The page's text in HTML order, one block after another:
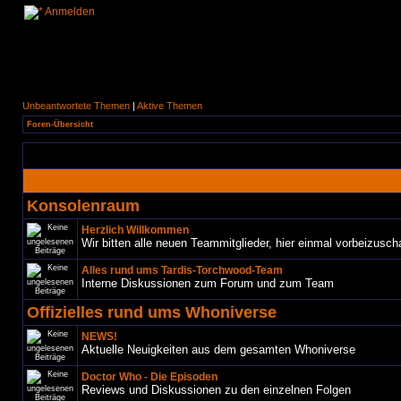
Anmelden
Unbeantwortete Themen | Aktive Themen
Foren-Übersicht
Konsolenraum
Herzlich Willkommen
Wir bitten alle neuen Teammitglieder, hier einmal
Alles rund ums Tardis-Torchwood-Team
Interne Diskussionen zum Forum und zum Team
Offizielles rund ums Whoniverse
NEWS!
Aktuelle Neuigkeiten aus dem gesamten Whoniverse
Doctor Who - Die Episoden
Reviews und Diskussionen zu den einzelnen Folgen